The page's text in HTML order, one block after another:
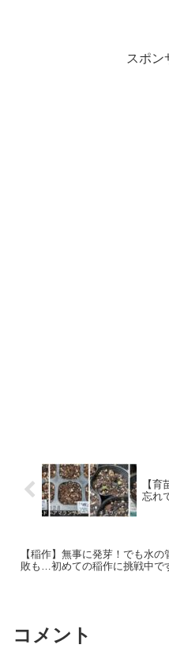
スポン
【
忘れ
【稲作】無事に発芽！でも水の
敗も…初めての稲作に挑戦中で
コメント